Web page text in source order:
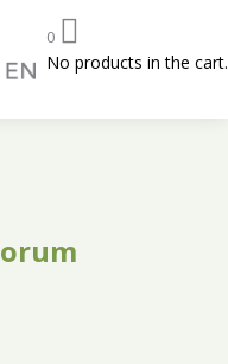
0
No products in the cart.